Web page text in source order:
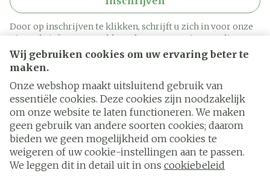
Wij gebruiken cookies om uw ervaring beter te
maken.
Onze webshop maakt uitsluitend gebruik van
essentiële cookies. Deze cookies zijn noodzakelijk
om onze website te laten functioneren. We maken
geen gebruik van andere soorten cookies; daarom
bieden we geen mogelijkheid om cookies te
weigeren of uw cookie-instellingen aan te passen.
We leggen dit in detail uit in ons cookiebeleid
Door op inschrijven te klikken, schrijft u zich in voor onze
nieuwsbrief en gaat u akkoord met onzeprivacy policy.
Juridische links